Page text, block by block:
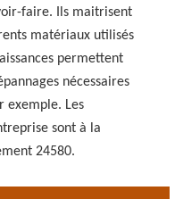
faire. Ils maitrisent
matériaux utilisés
permettent
nécessaires
exemple. Les
sont à la
24580.